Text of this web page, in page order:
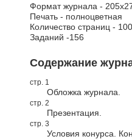
Формат журнала -
Печать - полноцветная
Количество страниц - 100
Заданий -156
Содержание
стр. 1
Обложка журнала.
стр. 2
Презентация.
стр. 3
Условия конурса.